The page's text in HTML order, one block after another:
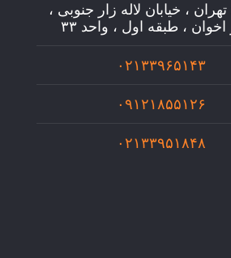
، خیابان لاله زار جنوبی ،
اخوان ، طبقه اول ، واحد ۳۳
۰۲۱۳۳۹۶۵۱۴۳
۰۹۱۲۱۸۵۵۱۲۶
۰۲۱۳۳۹۵۱۸۴۸